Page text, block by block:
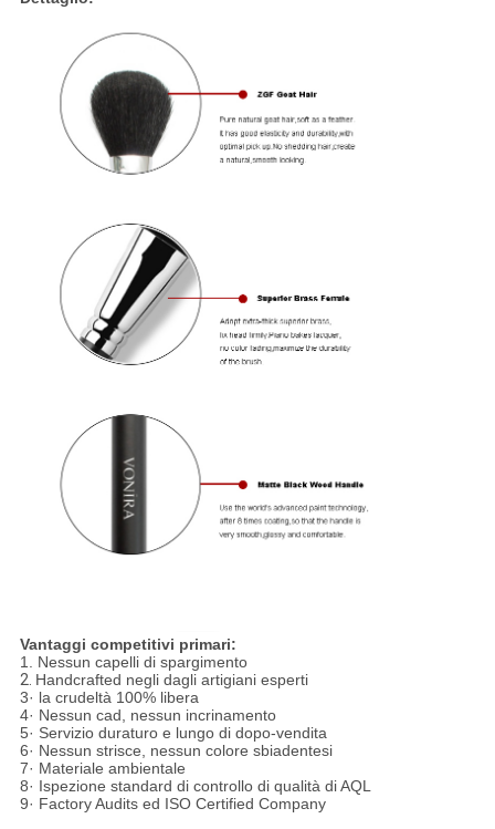
Vantaggi competitivi primari:
1. Nessun capelli di spargimento
2. Handcrafted negli dagli artigiani esperti
3· la crudeltà 100% libera
4· Nessun cad, nessun incrinamento
5· Servizio duraturo e lungo di dopo-vendita
6· Nessun strisce, nessun colore sbiadentesi
7· Materiale ambientale
8· Ispezione standard di controllo di qualità di AQL
9· Factory Audits ed ISO Certified Company